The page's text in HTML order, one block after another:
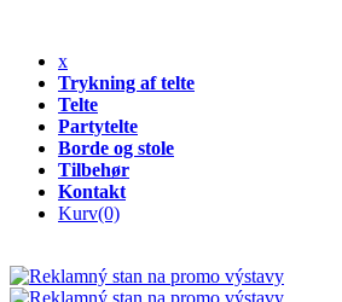
x
Trykning af telte
Telte
Partytelte
Borde og stole
Tilbehør
Kontakt
Kurv(0)